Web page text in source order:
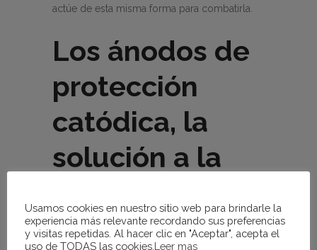
actúe de esta misma forma para combatirla.
Los ánodos de
protección
catódica, la
solución a la
Siempre que este sistema funcione de forma
adecuada, la protección del casco (y otras
Usamos cookies en nuestro sitio web para brindarle la
experiencia más relevante recordando sus preferencias
y visitas repetidas. Al hacer clic en "Aceptar", acepta el
uso de TODAS las cookies. Leer mas